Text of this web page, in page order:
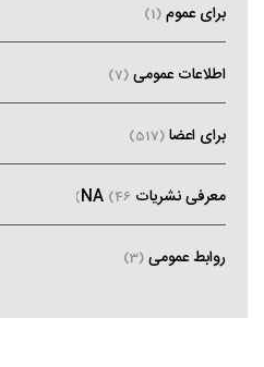
برای عموم (1)
اطلاعات عمومی (7)
برای اعضا (517)
معرفی نشریات NA (46)
روابط عمومی (3)